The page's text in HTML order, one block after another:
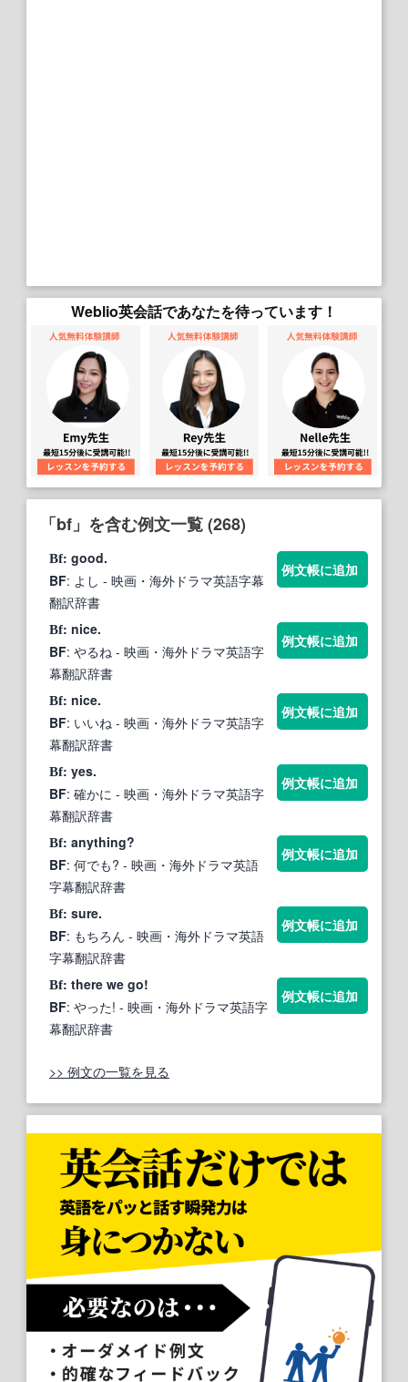
Weblio英会話であなたを待っています！
「bf」を含む例文一覧 (268)
Bf: good.
BF: よし - 映画・海外ドラマ英語字幕
翻訳辞書
例文帳に追加
Bf: nice.
BF: やるね - 映画・海外ドラマ英語字
幕翻訳辞書
例文帳に追加
Bf: nice.
BF: いいね - 映画・海外ドラマ英語字
幕翻訳辞書
例文帳に追加
Bf: yes.
BF: 確かに - 映画・海外ドラマ英語字
幕翻訳辞書
例文帳に追加
Bf: anything?
BF: 何でも? - 映画・海外ドラマ英語
字幕翻訳辞書
例文帳に追加
Bf: sure.
BF: もちろん - 映画・海外ドラマ英語
字幕翻訳辞書
例文帳に追加
Bf: there we go!
BF: やった! - 映画・海外ドラマ英語字
幕翻訳辞書
例文帳に追加
>> 例文の一覧を見る